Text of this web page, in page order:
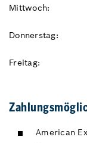
Mittwoch:
Donnerstag:
Freitag:
American